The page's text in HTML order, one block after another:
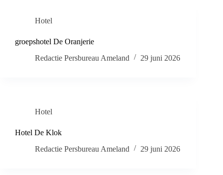
Hotel
groepshotel De Oranjerie
Redactie Persbureau Ameland
29 juni 2026
Hotel
Hotel De Klok
Redactie Persbureau Ameland
29 juni 2026